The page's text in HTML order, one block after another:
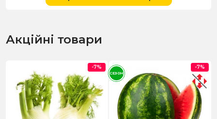
Акційні товари
-7% -7%
СЕЗОН